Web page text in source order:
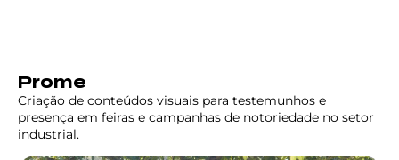
Prome
Criação de conteúdos visuais para testemunhos e
presença em feiras e campanhas de notoriedade no setor
industrial.